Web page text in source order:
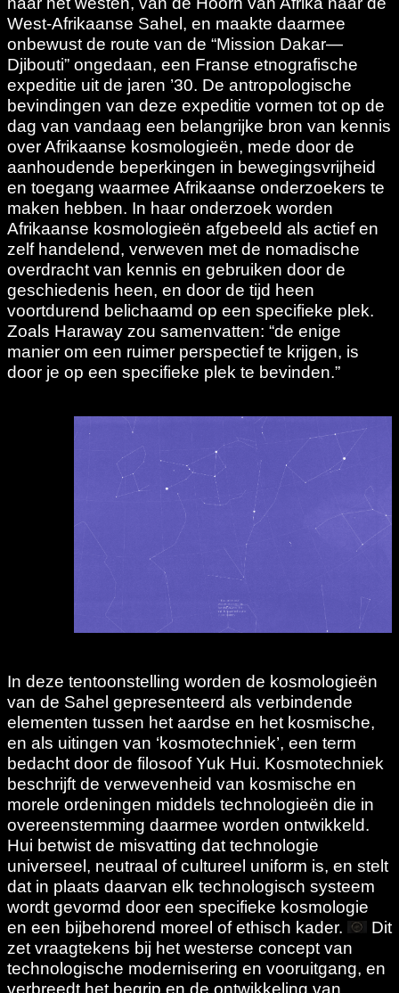
West-Afrikaanse Sahel, en maakte daarmee
onbewust de route van de “Mission Dakar—
Djibouti” ongedaan, een Franse etnografische
expeditie uit de jaren ’30. De antropologische
bevindingen van deze expeditie vormen tot op de
dag van vandaag een belangrijke bron van kennis
over Afrikaanse kosmologieën, mede door de
aanhoudende beperkingen in bewegingsvrijheid
en toegang waarmee Afrikaanse onderzoekers te
maken hebben. In haar onderzoek worden
Afrikaanse kosmologieën afgebeeld als actief en
zelf handelend, verweven met de nomadische
overdracht van kennis en gebruiken door de
geschiedenis heen, en door de tijd heen
voortdurend belichaamd op een specifieke plek.
Zoals Haraway zou samenvatten: “de enige
manier om een ruimer perspectief te krijgen, is
door je op een specifieke plek te bevinden.”
In deze tentoonstelling worden de kosmologieën
van de Sahel gepresenteerd als verbindende
elementen tussen het aardse en het kosmische,
en als uitingen van ‘kosmotechniek’, een term
bedacht door de filosoof Yuk Hui. Kosmotechniek
beschrijft de verwevenheid van kosmische en
morele ordeningen middels technologieën die in
overeenstemming daarmee worden ontwikkeld.
Hui betwist de misvatting dat technologie
universeel, neutraal of cultureel uniform is, en stelt
dat in plaats daarvan elk technologisch systeem
wordt gevormd door een specifieke kosmologie
en een bijbehorend moreel of ethisch kader.
Dit
zet vraagtekens bij het westerse concept van
technologische modernisering en vooruitgang, en
verbreedt het begrip en de ontwikkeling van